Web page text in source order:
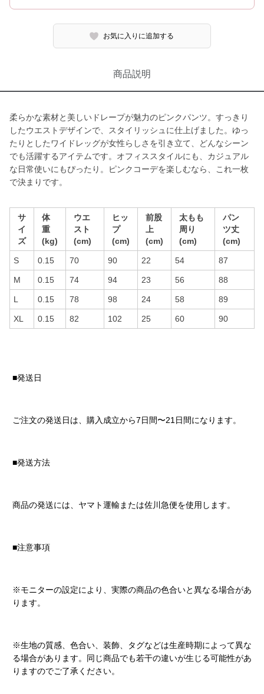
お気に入りに追加する
商品説明
柔らかな素材と美しいドレープが魅力のピンクパンツ。すっきり
したウエストデザインで、スタイリッシュに仕上げました。ゆっ
たりとしたワイドレッグが女性らしさを引き立て、どんなシーン
でも活躍するアイテムです。オフィススタイルにも、カジュアル
な日常使いにもぴったり。ピンクコーデを楽しむなら、これ一枚
で決まりです。
サ
イ
ズ
体
重
(kg)
ウエ
スト
(cm)
ヒッ
プ
(cm)
前股
上
(cm)
太もも
周り
(cm)
パン
ツ丈
(cm)
S 0.15 70 90 22 54 87
M 0.15 74 94 23 56 88
L 0.15 78 98 24 58 89
XL 0.15 82 102 25 60 90
■発送日
ご注文の発送日は、購入成立から7日間〜21日間になります。
■発送方法
商品の発送には、ヤマト運輸または佐川急便を使用します。
■注意事項
※モニターの設定により、実際の商品の色合いと異なる場合があ
ります。
※生地の質感、色合い、装飾、タグなどは生産時期によって異な
る場合があります。同じ商品でも若干の違いが生じる可能性があ
りますのでご了承ください。